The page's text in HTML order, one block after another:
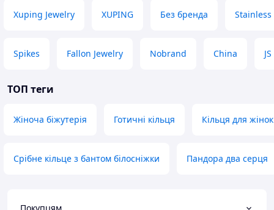
Xuping Jewelry XUPING Без бренда Stainless
Spikes Fallon Jewelry Nobrand China JS
ТОП теги
Жіноча біжутерія Готичні кільця Кільця для жінок
Срібне кільце з бантом білосніжки Пандора два серця